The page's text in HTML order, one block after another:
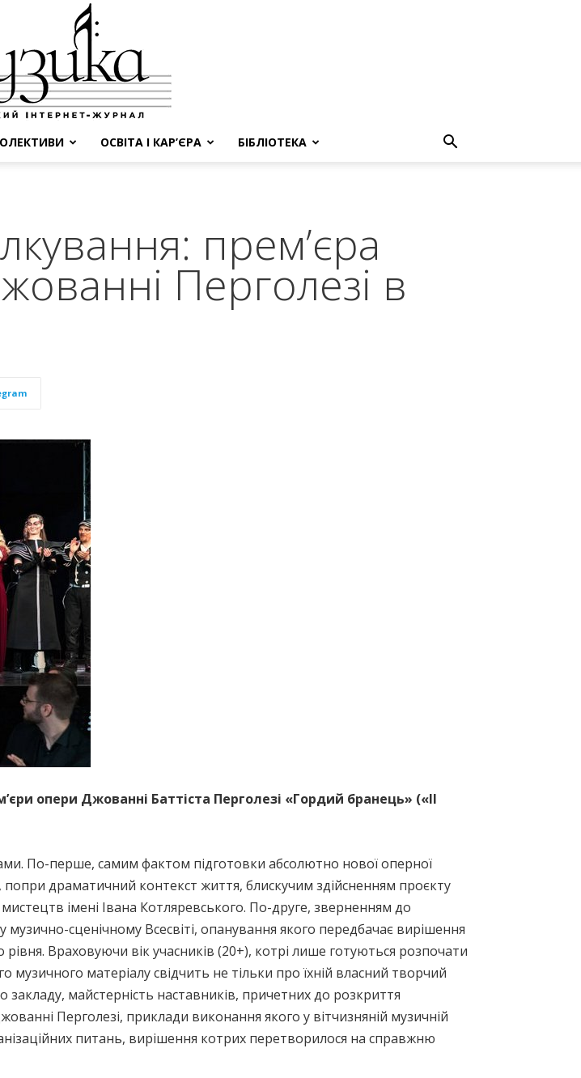
ОСВІТА І КАР’ЄРА БІБЛІОТЕКА
прем’єра
Перголезі в
опери Джованні Баттіста Перголезі «Гордий бранець» («Il
По-перше, самим фактом підготовки абсолютно нової оперної
драматичний контекст життя, блискучим здійсненням проєкту
імені Івана Котляревського. По-друге, зверненням до
сценічному Всесвіті, опанування якого передбачає вирішення
Враховуючи вік учасників (20+), котрі лише готуються розпочати
музичного матеріалу свідчить не тільки про їхній власний творчий
закладу, майстерність наставників, причетних до розкриття
Перголезі, приклади виконання якого у вітчизняній музичній
питань, вирішення котрих перетворилося на справжню